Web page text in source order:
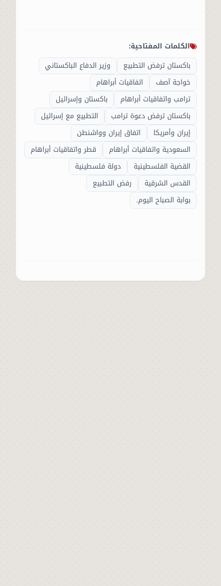
الكلمات المفتاحية:
باكستان ترفض التطبيع
وزير الدفاع الباكستاني
خواجة آصف
اتفاقيات أبراهام
ترامب واتفاقيات أبراهام
باكستان وإسرائيل
باكستان ترفض دعوة ترامب
التطبيع مع إسرائيل
إيران وأمريكا
اتفاق إيران وواشنطن
السعودية واتفاقيات أبراهام
قطر واتفاقيات أبراهام
القضية الفلسطينية
دولة فلسطينية
القدس الشرقية
رفض التطبيع
بوابة الصباح اليوم.